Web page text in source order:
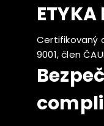
Certifikovaný
9001, člen